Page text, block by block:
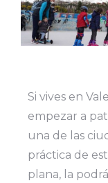
Si vives en
empezar a
una de las
práctica de
plana, la